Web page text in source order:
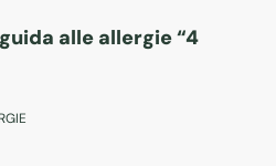
alle allergie “4